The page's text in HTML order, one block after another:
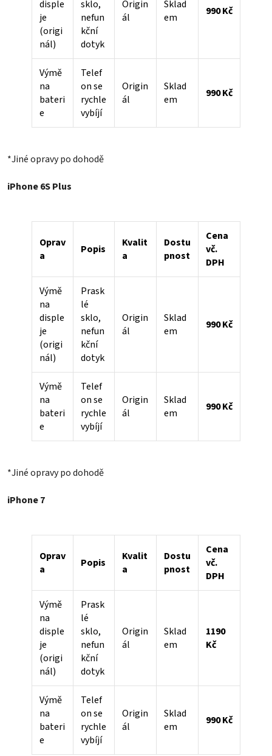
disple
je
(origi
nál)
sklo,
nefun
kční
dotyk
Origin
ál
Sklad
em
990 Kč
Výmě
na
bateri
e
Telef
on se
rychle
vybíjí
Origin
ál
Sklad
em
990 Kč
*Jiné opravy po dohodě
iPhone 6S Plus
Oprav
a
Popis
Kvalit
a
Dostu
pnost
Cena
vč.
DPH
Výmě
na
disple
je
(origi
nál)
Prask
lé
sklo,
nefun
kční
dotyk
Origin
ál
Sklad
em
990 Kč
Výmě
na
bateri
e
Telef
on se
rychle
vybíjí
Origin
ál
Sklad
em
990 Kč
*Jiné opravy po dohodě
iPhone 7
Oprav
a
Popis
Kvalit
a
Dostu
pnost
Cena
vč.
DPH
Výmě
na
disple
je
(origi
nál)
Prask
lé
sklo,
nefun
kční
dotyk
Origin
ál
Sklad
em
1190
Kč
Výmě
na
bateri
e
Telef
on se
rychle
vybíjí
Origin
ál
Sklad
em
990 Kč